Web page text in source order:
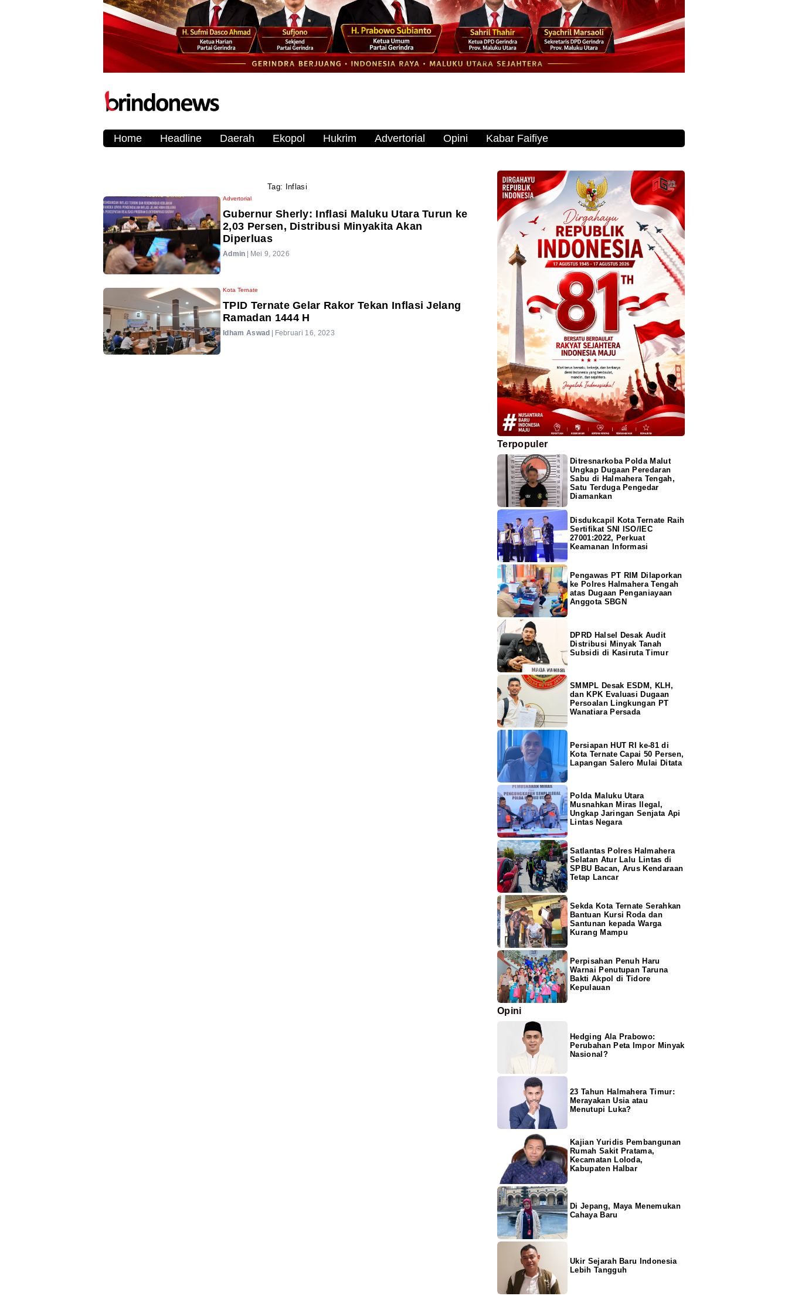
Home Headline Daerah Ekopol Hukrim Advertorial Opini Kabar Faifiye
Tag: Inflasi
Advertorial
Gubernur Sherly: Inflasi Maluku Utara Turun ke
2,03 Persen, Distribusi Minyakita Akan
Diperluas
Admin | Mei 9, 2026
Kota Ternate
TPID Ternate Gelar Rakor Tekan Inflasi Jelang
Ramadan 1444 H
Idham Aswad | Februari 16, 2023
Terpopuler
Ditresnarkoba Polda Malut
Ungkap Dugaan Peredaran
Sabu di Halmahera Tengah,
Satu Terduga Pengedar
Diamankan
Disdukcapil Kota Ternate Raih
Sertifikat SNI ISO/IEC
27001:2022, Perkuat
Keamanan Informasi
Pengawas PT RIM Dilaporkan
ke Polres Halmahera Tengah
atas Dugaan Penganiayaan
Anggota SBGN
DPRD Halsel Desak Audit
Distribusi Minyak Tanah
Subsidi di Kasiruta Timur
SMMPL Desak ESDM, KLH,
dan KPK Evaluasi Dugaan
Persoalan Lingkungan PT
Wanatiara Persada
Persiapan HUT RI ke-81 di
Kota Ternate Capai 50 Persen,
Lapangan Salero Mulai Ditata
Polda Maluku Utara
Musnahkan Miras Ilegal,
Ungkap Jaringan Senjata Api
Lintas Negara
Satlantas Polres Halmahera
Selatan Atur Lalu Lintas di
SPBU Bacan, Arus Kendaraan
Tetap Lancar
Sekda Kota Ternate Serahkan
Bantuan Kursi Roda dan
Santunan kepada Warga
Kurang Mampu
Perpisahan Penuh Haru
Warnai Penutupan Taruna
Bakti Akpol di Tidore
Kepulauan
Opini
Hedging Ala Prabowo:
Perubahan Peta Impor Minyak
Nasional?
23 Tahun Halmahera Timur:
Merayakan Usia atau
Menutupi Luka?
Kajian Yuridis Pembangunan
Rumah Sakit Pratama,
Kecamatan Loloda,
Kabupaten Halbar
Di Jepang, Maya Menemukan
Cahaya Baru
Ukir Sejarah Baru Indonesia
Lebih Tangguh